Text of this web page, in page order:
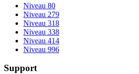
Niveau 80
Niveau 279
Niveau 318
Niveau 338
Niveau 414
Niveau 996
Support